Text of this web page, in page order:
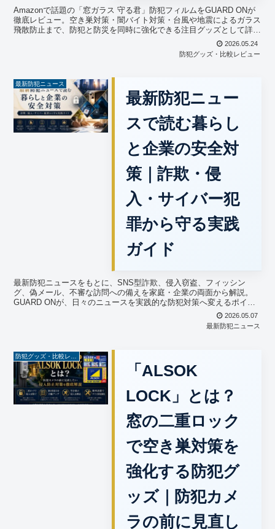
Amazonで話題の「窓ガラス 守る君」防犯フィルムをGUARD ONが
徹底レビュー。空き巣対策・闇バイト対策・台風や地震によるガラス
飛散防止まで、防犯と防災を同時に強化できる注目グッズとして詳し
く解説します。企業・家庭どちらにも役立つ窓防犯対策完全ガイド。
2026.05.24
防犯グッズ・比較レビュー
最新防犯ニュース
最新防犯ニュー
スで読む暮らし
と企業の安全対
策｜詐欺・侵
入・サイバー犯
罪から守る実践
ガイド
最新防犯ニュースをもとに、SNS型詐欺、侵入窃盗、フィッシン
グ、偽メール、不審な訪問への備えを家庭・企業の両面から解説。
GUARD ONが、日々のニュースを実践的な防犯対策へ変えるポイン
2026.05.07
最新防犯ニュース
「ALSOK
LOCK」とは？
窓の二重ロック
で空き巣対策を
強化する防犯グ
ッズ｜防犯カメ
ラの前に見直し